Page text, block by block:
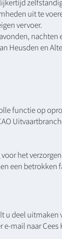
uit te
vervoer.
nachten
Heusden en
functie op
het
een
u deel uitmaken
mail naar Cees